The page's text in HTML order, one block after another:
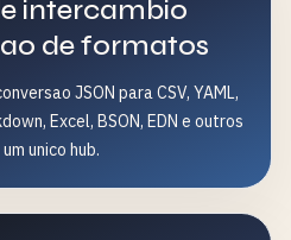
intercambio
de formatos
JSON para CSV, YAML,
Excel, BSON, EDN e outros
unico hub.